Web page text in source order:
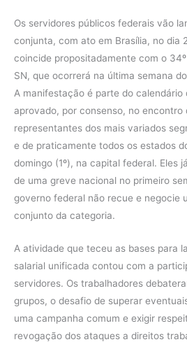
Os servidores públicos federais vão
conjunta, com ato em Brasília, no
coincide propositadamente com o
SN, que ocorrerá na última semana
A manifestação é parte do calendário
aprovado, por consenso, no encontro
representantes dos mais variados
e de praticamente todos os estados
domingo (1º), na capital federal. Eles
de uma greve nacional no primeiro
governo federal não recue e negocie
conjunto da categoria.
A atividade que teceu as bases para
salarial unificada contou com a
servidores. Os trabalhadores
grupos, o desafio de superar
uma campanha comum e exigir
revogação dos ataques a direitos